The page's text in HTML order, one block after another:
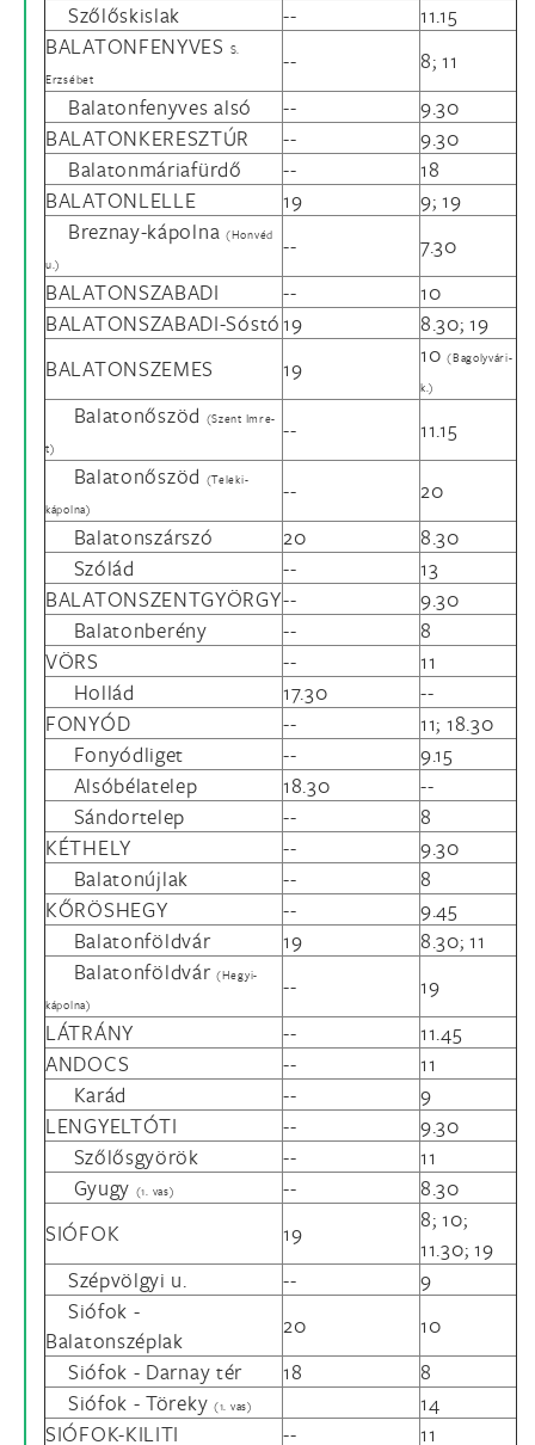
Szőlőskislak
--
11.15
BALATONFENYVES S.
Erzsébet
--
8; 11
Balatonfenyves alsó
--
9.30
BALATONKERESZTÚR
--
9.30
Balatonmáriafürdő
--
18
BALATONLELLE
19
9; 19
Breznay-kápolna (Honvéd
u.)
--
7.30
BALATONSZABADI
--
10
BALATONSZABADI-Sóstó19
8.30; 19
BALATONSZEMES
19
10(Bagolyvári-
k.)
Balatonőszöd (Szent Imre-
t)
--
11.15
Balatonőszöd (Teleki-
kápolna)
--
20
Balatonszárszó
20
8.30
Szólád
--
13
BALATONSZENTGYÖRGY--
9.30
Balatonberény
--
8
VÖRS
--
11
Hollád
17.30
--
FONYÓD
--
11; 18.30
Fonyódliget
--
9.15
Alsóbélatelep
18.30
--
Sándortelep
--
8
KÉTHELY
--
9.30
Balatonújlak
--
8
KŐRÖSHEGY
--
9.45
Balatonföldvár
19
8.30; 11
Balatonföldvár (Hegyi-
kápolna)
--
19
LÁTRÁNY
--
11.45
ANDOCS
--
11
Karád
--
9
LENGYELTÓTI
--
9.30
Szőlősgyörök
--
11
Gyugy (1. vas) --
8.30
SIÓFOK
19
8; 10;
11.30; 19
Szépvölgyi u.
--
9
Siófok -
Balatonszéplak
20
10
Siófok - Darnay tér
18
8
Siófok - Töreky (1. vas)
14
SIÓFOK-KILITI
--
11